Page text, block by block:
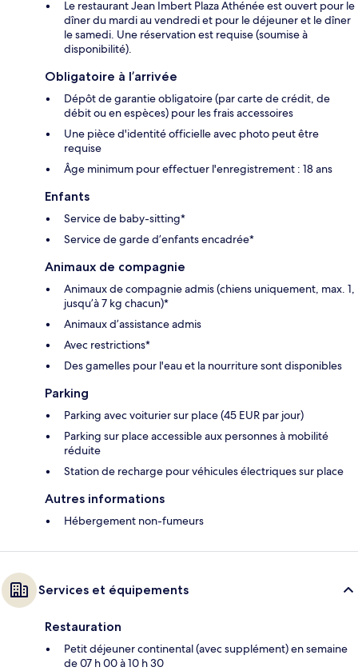
Le restaurant Jean Imbert Plaza Athénée est ouvert pour le
dîner du mardi au vendredi et pour le déjeuner et le dîner
le samedi. Une réservation est requise (soumise à
disponibilité).
Obligatoire à l’arrivée
Dépôt de garantie obligatoire (par carte de crédit, de
débit ou en espèces) pour les frais accessoires
Une pièce d'identité officielle avec photo peut être
requise
Âge minimum pour effectuer l'enregistrement : 18 ans
Enfants
Service de baby-sitting*
Service de garde d’enfants encadrée*
Animaux de compagnie
Animaux de compagnie admis (chiens uniquement, max. 1,
jusqu’à 7 kg chacun)*
Animaux d’assistance admis
Avec restrictions*
Des gamelles pour l'eau et la nourriture sont disponibles
Parking
Parking avec voiturier sur place (45 EUR par jour)
Parking sur place accessible aux personnes à mobilité
réduite
Station de recharge pour véhicules électriques sur place
Autres informations
Hébergement non-fumeurs
Services et équipements
Restauration
Petit déjeuner continental (avec supplément) en semaine
de 07 h 00 à 10 h 30